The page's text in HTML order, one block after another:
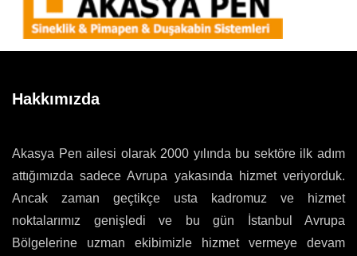
Hakkımızda
Akasya Pen ailesi olarak 2000 yılında bu sektöre ilk adım
attığımızda sadece Avrupa yakasında hizmet veriyorduk.
Ancak zaman geçtikçe usta kadromuz ve hizmet
noktalarımız genişledi ve bu gün İstanbul Avrupa
Bölgelerine uzman ekibimizle hizmet vermeye devam